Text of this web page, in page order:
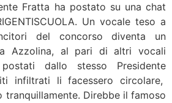
Fratta ha postato su una chat
Un vocale teso a
del concorso diventa un
Azzolina, al pari di altri vocali
postati dallo stesso Presidente
infiltrati li facessero circolare,
tranquillamente. Direbbe il famoso